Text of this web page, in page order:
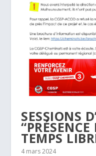
SESSIONS
TEMPS
4 mars 2024